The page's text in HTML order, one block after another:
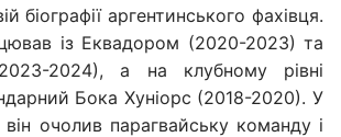
біографії аргентинського фахівця.
із Еквадором (2020-2023) та
2024), а на клубному рівні
Бока Хуніорс (2018-2020). У
очолив парагвайську команду і